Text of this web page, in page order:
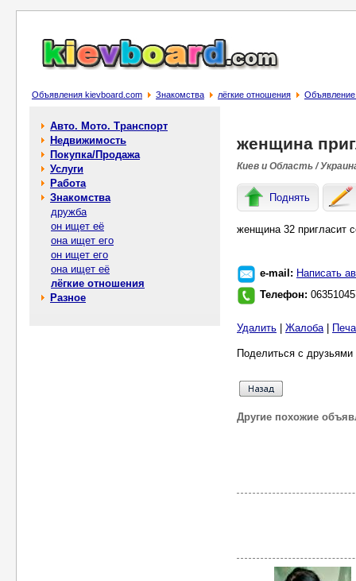
Объявления kievboard.com Знакомства лёгкие отношения Объявление
Авто. Мото. Транспорт
Недвижимость
Покупка/Продажа
Услуги
Работа
Знакомства
дружба
он ищет её
она ищет его
он ищет его
она ищет её
лёгкие отношения
Разное
женщина
Киев и Область /
Поднять
женщина 32 пригласит
e-mail: Написать
Телефон:
Удалить Жалоба|
Поделиться с
Другие похожие